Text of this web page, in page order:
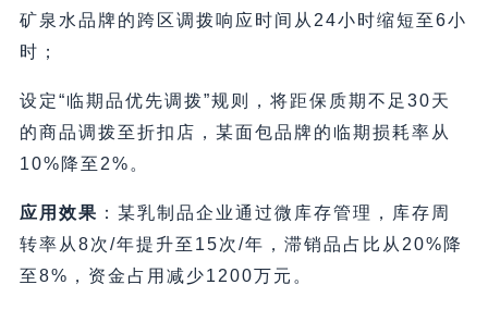
矿泉水品牌的跨区调拨响应时间从24小时缩短至6小
时；
设定“临期品优先调拨”规则，将距保质期不足30天
的商品调拨至折扣店，某面包品牌的临期损耗率从
10%降至2%。
应用效果 ：某乳制品企业通过微库存管理，库存周
转率从8次/年提升至15次/年，滞销品占比从20%降
至8%，资金占用减少1200万元。